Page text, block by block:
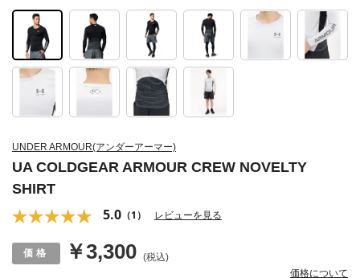
UNDER ARMOUR(アンダーアーマー)
UA COLDGEAR ARMOUR CREW NOVELTY
SHIRT
5.0 （1） レビューを見る
￥3,300 (税込)
価格について